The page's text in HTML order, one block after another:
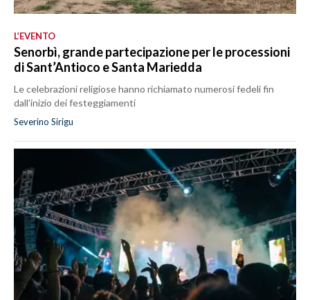
L’EVENTO
Senorbì, grande partecipazione per le processioni
di Sant’Antioco e Santa Mariedda
Le celebrazioni religiose hanno richiamato numerosi fedeli fin
dall'inizio dei festeggiamenti
Severino Sirigu